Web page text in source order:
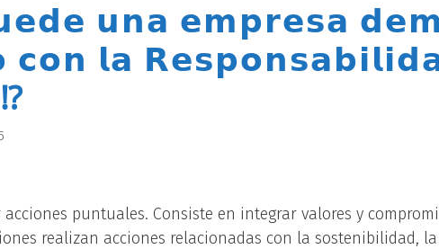
𝘂𝗻𝗮 𝗲𝗺𝗽𝗿𝗲𝘀𝗮
𝗹𝗮
acciones puntuales. Consiste en integrar valores y
realizan acciones relacionadas con la sostenibilidad,